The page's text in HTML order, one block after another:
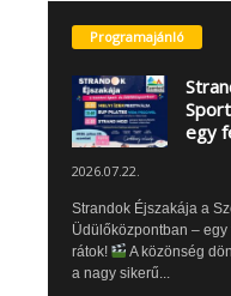
Programajánló
egy
2026.07.22.
Strandok Éjszakája a
Üdülőközpontban –
rátok!
A közönség
a nagy sikerű...